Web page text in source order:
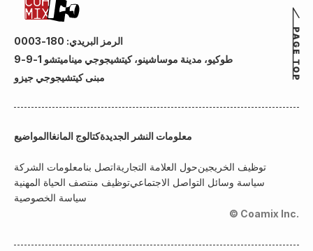
الرمز البريدي: 180-0003
طوكيو، مدينة موساشينو، كيتشيجوجي ميناميتشو 1-9-9
مبنى كيتشيجوجي جيزو
المواضيعكتالوج المانغامعلومات النشر الجديدة
معلومات الشركةاتصل بناحول العلامة التجاريةتوظيف الخريجين
توظيف منتصف الحياة المهنيةسياسة وسائل التواصل الاجتماعي
سياسة الخصوصية
© Coamix Inc.